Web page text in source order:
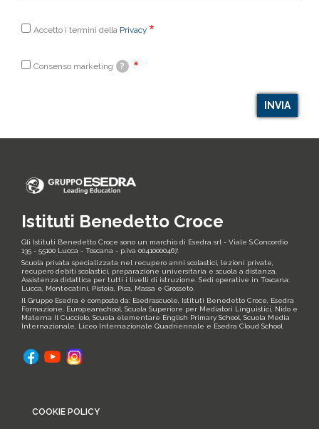
Accetto i termini della Privacy
trattamento
D.Lgs.196/03'
Consenso marketing ?
Istituti Benedetto Croce
Gli Istituti Benedetto Croce sono un marchio di Esedra srl - Viale S.Concordio
135 - 55100 Lucca - Toscana - p.iva 00410000467.
Scuola privata specializzata nel recupero anni scolastici, lezioni private,
recupero debiti scolastici, preparazione universitaria e scuola a distanza.
Assistenza didattica per tutti i livelli di istruzione. Sedi operative in Toscana:
Lucca, Montecatini, Pistoia, Pisa, Massa e Grosseto.
Il Gruppo Esedra è composto da: Esedrascuole, Istituti Benedetto Croce, Esedra
Formazione, Europeanschool, Scuola Superiore per Mediatori Linguistici, Nido e
Materna Il Cucciolo, Scuola elementare English Primary School, Scuola Media
Internazionale, Liceo Internazionale Quadriennale e Esedra Cloud School
Footer
COOKIE POLICY